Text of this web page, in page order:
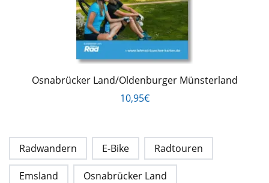
Osnabrücker Land/Oldenburger Münsterland
10,95€
Radwandern E-Bike Radtouren
Emsland Osnabrücker Land